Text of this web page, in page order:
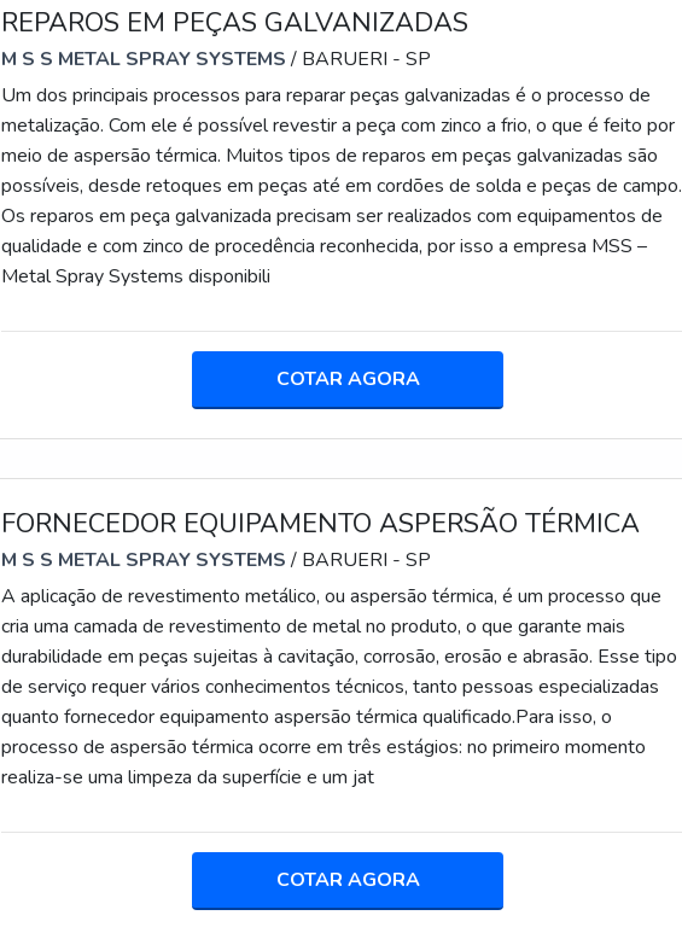
REPAROS EM PEÇAS GALVANIZADAS
M S S METAL SPRAY SYSTEMS/ BARUERI - SP
Um dos principais processos para reparar peças galvanizadas é o processo de
metalização. Com ele é possível revestir a peça com zinco a frio, o que é feito por
meio de aspersão térmica. Muitos tipos de reparos em peças galvanizadas são
possíveis, desde retoques em peças até em cordões de solda e peças de campo.
Os reparos em peça galvanizada precisam ser realizados com equipamentos de
qualidade e com zinco de procedência reconhecida, por isso a empresa MSS –
Metal Spray Systems disponibili
COTAR AGORA
FORNECEDOR EQUIPAMENTO ASPERSÃO TÉRMICA
M S S METAL SPRAY SYSTEMS/ BARUERI - SP
A aplicação de revestimento metálico, ou aspersão térmica, é um processo que
cria uma camada de revestimento de metal no produto, o que garante mais
durabilidade em peças sujeitas à cavitação, corrosão, erosão e abrasão. Esse tipo
de serviço requer vários conhecimentos técnicos, tanto pessoas especializadas
quanto fornecedor equipamento aspersão térmica qualificado.Para isso, o
processo de aspersão térmica ocorre em três estágios: no primeiro momento
realiza-se uma limpeza da superfície e um jat
COTAR AGORA